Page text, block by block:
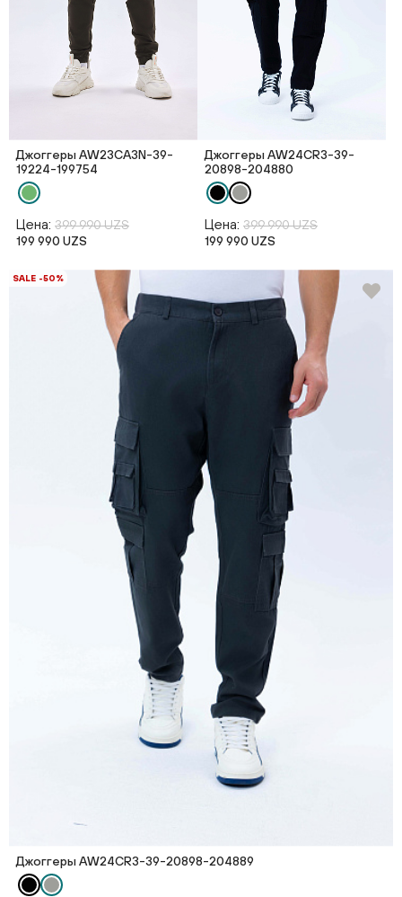
Джоггеры AW23CA3N-39-
19224-199754
Цена: 399 990 UZS
199 990 UZS
Джоггеры AW24CR3-39-
20898-204880
Цена: 399 990 UZS
199 990 UZS
SALE -50%
Джоггеры AW24CR3-39-20898-204889